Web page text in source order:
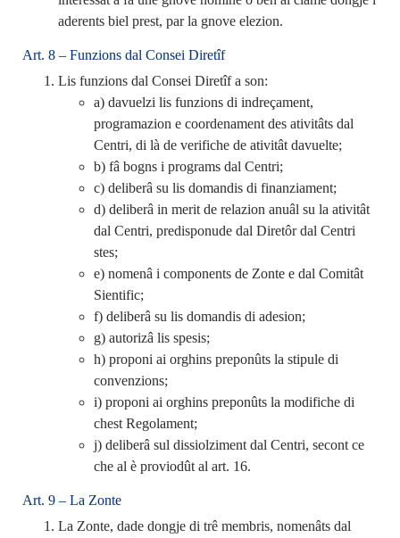
aderents biel prest, par la gnove elezion.
Art. 8 – Funzions dal Consei Diretîf
Lis funzions dal Consei Diretîf a son:
a) davuelzi lis funzions di indreçament,
programazion e coordenament des ativitâts dal
Centri, di là de verifiche de ativitât davuelte;
b) fâ bogns i programs dal Centri;
c) deliberâ su lis domandis di finanziament;
d) deliberâ in merit de relazion anuâl su la ativitât
dal Centri, predisponude dal Diretôr dal Centri
stes;
e) nomenâ i components de Zonte e dal Comitât
Sientific;
f) deliberâ su lis domandis di adesion;
g) autorizâ lis spesis;
h) proponi ai orghins preponûts la stipule di
convenzions;
i) proponi ai orghins preponûts la modifiche di
chest Regolament;
j) deliberâ sul dissiolziment dal Centri, secont ce
che al è proviodût al art. 16.
Art. 9 – La Zonte
La Zonte, dade dongje di trê membris, nomenâts dal